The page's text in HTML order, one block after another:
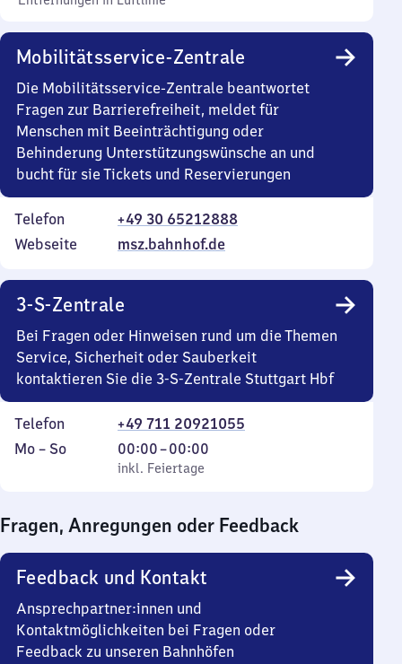
Mobilitätsservice-Zentrale
Die Mobilitätsservice-Zentrale beantwortet
Fragen zur Barrierefreiheit, meldet für
Menschen mit Beeinträchtigung oder
Behinderung Unterstützungswünsche an und
bucht für sie Tickets und Reservierungen
Telefon
+49 30 65212888
Webseite
msz.bahnhof.de
3-S-Zentrale
Bei Fragen oder Hinweisen rund um die Themen
Service, Sicherheit oder Sauberkeit
kontaktieren Sie die 3-S-Zentrale Stuttgart Hbf
Telefon
+49 711 20921055
Montag
Mo – So,
inkl. Feiertage
00:00–00:00
Von
0
0
Uhr
inkl. Feiertage
Fragen, Anregungen oder Feedback
Feedback und Kontakt
Ansprechpartner:innen und
Kontaktmöglichkeiten bei Fragen oder
Feedback zu unseren Bahnhöfen